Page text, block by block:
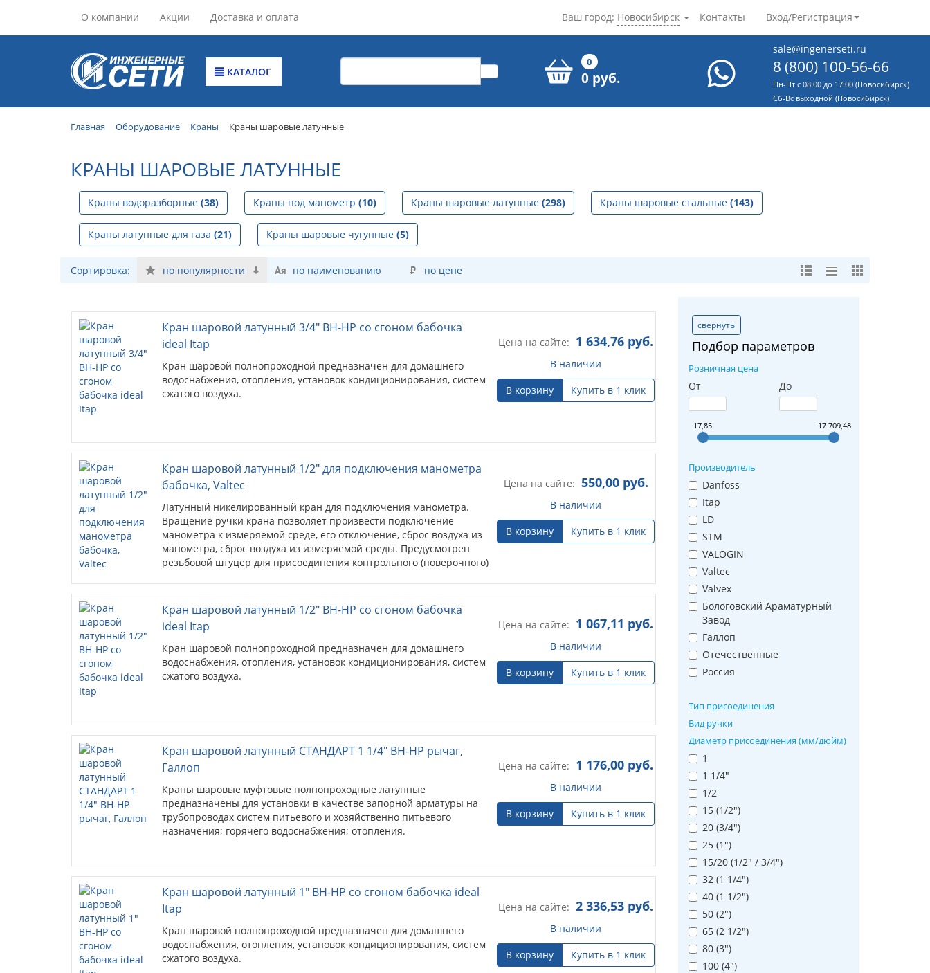
О компании Акции Доставка и оплата Контакты Вход/Регистрация
Ваш город: Новосибирск
КАТАЛОГ
0
0 руб.
sale@ingenerseti.ru
8 (800) 100-56-66
Пн-Пт с 08:00 до 17:00 (Новосибирск)
Cб-Вс выходной (Новосибирск)
Главная Оборудование Краны Краны шаровые латунные
КРАНЫ ШАРОВЫЕ ЛАТУННЫЕ
Краны водоразборные (38) Краны под манометр (10) Краны шаровые латунные (298) Краны шаровые стальные (143)
Краны латунные для газа (21) Краны шаровые чугунные (5)
Сортировка: по популярности по наименованию по цене
свернуть
Подбор параметров
Розничная цена
От До
17,85 17 709,48
Производитель
Danfoss
Itap
LD
STM
VALOGIN
Valtec
Valvex
Бологовский Араматурный
Завод
Галлоп
Отечественные
Россия
Тип присоединения
Вид ручки
Диаметр присоединения (мм/дюйм)
1
1 1/4"
1/2
15 (1/2")
20 (3/4")
25 (1")
15/20 (1/2" / 3/4")
32 (1 1/4")
40 (1 1/2")
50 (2")
65 (2 1/2")
80 (3")
100 (4")
Кран шаровой латунный 3/4" ВН-НР cо сгоном бабочка
ideal Itap
Кран шаровой полнопроходной предназначен для домашнего
водоснабжения, отопления, установок кондиционирования, систем
сжатого воздуха.
Цена на сайте: 1 634,76 руб.
В наличии
В корзину
Купить в 1 клик
Кран шаровой латунный 1/2" для подключения манометра
бабочка, Valtec
Латунный никелированный кран для подключения манометра.
Вращение ручки крана позволяет произвести подключение
манометра к измеряемой среде, его отключение, сброс воздуха из
манометра, сброс воздуха из измеряемой среды. Предусмотрен
резьбовой штуцер для присоединения контрольного (поверочного)
Цена на сайте: 550,00руб.
В наличии
В корзину
Купить в 1 клик
Кран шаровой латунный 1/2" ВН-НР cо сгоном бабочка
ideal Itap
Кран шаровой полнопроходной предназначен для домашнего
водоснабжения, отопления, установок кондиционирования, систем
сжатого воздуха.
Цена на сайте: 1 067,11 руб.
В наличии
В корзину
Купить в 1 клик
Кран шаровой латунный СТАНДАРТ 1 1/4" ВН-НР рычаг,
Галлоп
Краны шаровые муфтовые полнопроходные латунные
предназначены для установки в качестве запорной арматуры на
трубопроводах систем питьевого и хозяйственно питьевого
назначения; горячего водоснабжения; отопления.
Цена на сайте: 1 176,00 руб.
В наличии
В корзину
Купить в 1 клик
Кран шаровой латунный 1" ВН-НР cо сгоном бабочка ideal
Itap
Кран шаровой полнопроходной предназначен для домашнего
водоснабжения, отопления, установок кондиционирования, систем
сжатого воздуха.
Цена на сайте: 2 336,53 руб.
В наличии
В корзину
Купить в 1 клик